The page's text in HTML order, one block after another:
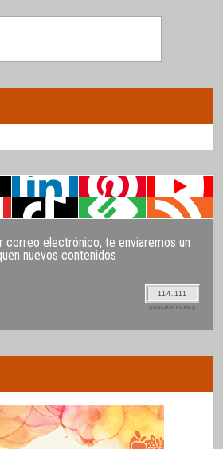
correo electrónico, te enviaremos un
nuevos contenidos
114.111
SUSCRIPTORES